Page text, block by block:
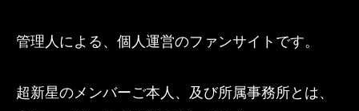
管理人による、個人運営のファンサイトです。
超新星のメンバーご本人、及び所属事務所とは、